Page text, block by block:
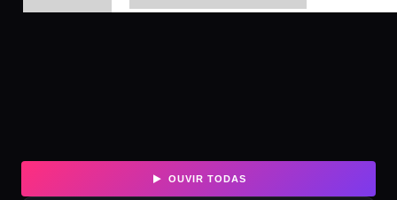
OUVIR TODAS